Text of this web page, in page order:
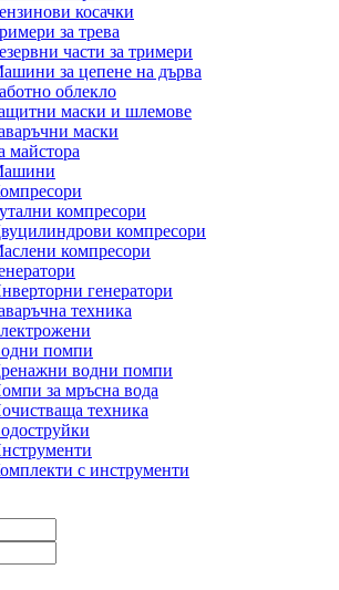
косачки
за трева
части за тримери
за цепене на дърва
облекло
маски и шлемове
маски
майстора
компресори
компресори
компресори
генератори
техника
помпи
водни помпи
за мръсна вода
техника
с инструменти